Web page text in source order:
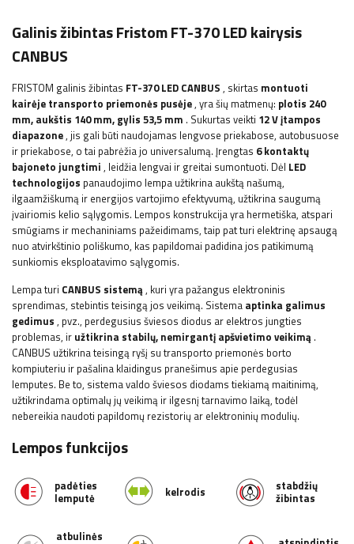
Galinis žibintas Fristom FT-370 LED kairysis
CANBUS
FRISTOM galinis žibintas FT-370 LED CANBUS , skirtas montuoti
kairėje transporto priemonės pusėje, yra šių matmenų: plotis 240
mm, aukštis 140 mm, gylis 53,5 mm . Sukurtas veikti 12 V įtampos
diapazone, jis gali būti naudojamas lengvose priekabose, autobusuose
ir priekabose, o tai pabrėžia jo universalumą. Įrengtas 6 kontaktų
bajoneto jungtimi , leidžia lengvai ir greitai sumontuoti. Dėl LED
technologijos panaudojimo lempa užtikrina aukštą našumą,
ilgaamžiškumą ir energijos vartojimo efektyvumą, užtikrina saugumą
įvairiomis kelio sąlygomis. Lempos konstrukcija yra hermetiška, atspari
smūgiams ir mechaniniams pažeidimams, taip pat turi elektrinę apsaugą
nuo atvirkštinio poliškumo, kas papildomai padidina jos patikimumą
sunkiomis eksploatavimo sąlygomis.
Lempa turi CANBUS sistemą, kuri yra pažangus elektroninis
sprendimas, stebintis teisingą jos veikimą. Sistema aptinka galimus
gedimus , pvz., perdegusius šviesos diodus ar elektros jungties
problemas, ir užtikrina stabilų, nemirgantį apšvietimo veikimą .
CANBUS užtikrina teisingą ryšį su transporto priemonės borto
kompiuteriu ir pašalina klaidingus pranešimus apie perdegusias
lemputes. Be to, sistema valdo šviesos diodams tiekiamą maitinimą,
užtikrindama optimalų jų veikimą ir ilgesnį tarnavimo laiką, todėl
nebereikia naudoti papildomų rezistorių ar elektroninių modulių.
Lempos funkcijos
padėties
lemputė
kelrodis
stabdžių
žibintas
atbulinės